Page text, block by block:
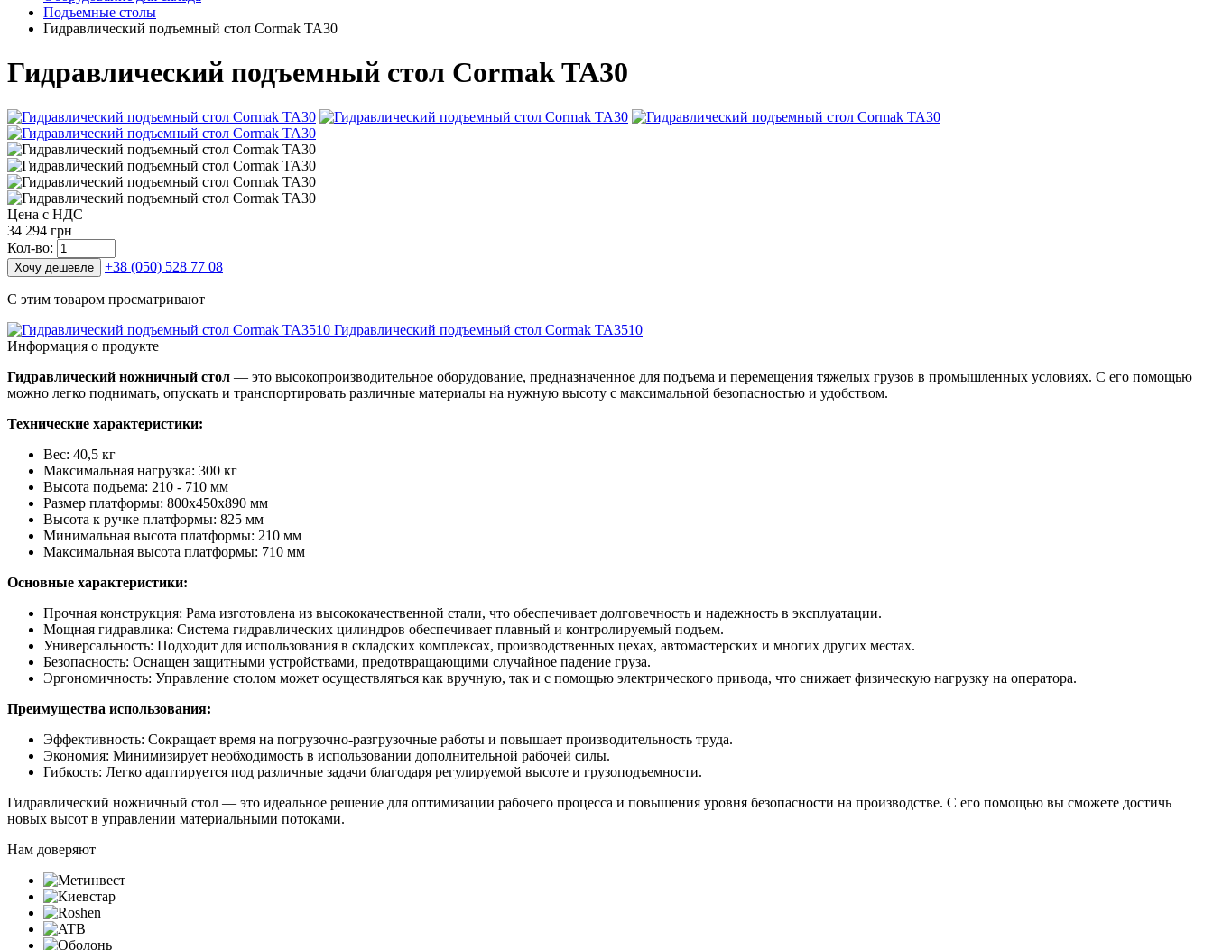
Подъемные столы
Гидравлический подъемный стол Cormak TA30
Гидравлический подъемный стол Cormak TA30
Цена с НДС
34 294 грн
Кол-во:
Хочу дешевле +38 (050) 528 77 08
С этим товаром просматривают
Гидравлический подъемный стол Cormak TA3510
Информация о продукте
Гидравлический ножничный стол — это высокопроизводительное оборудование, предназначенное для подъема и перемещения тяжелых грузов в промышленных условиях. С его помощью
можно легко поднимать, опускать и транспортировать различные материалы на нужную высоту с максимальной безопасностью и удобством.
Технические характеристики:
Вес: 40,5 кг
Максимальная нагрузка: 300 кг
Высота подъема: 210 - 710 мм
Размер платформы: 800х450х890 мм
Высота к ручке платформы: 825 мм
Минимальная высота платформы: 210 мм
Максимальная высота платформы: 710 мм
Основные характеристики:
Прочная конструкция: Рама изготовлена из высококачественной стали, что обеспечивает долговечность и надежность в эксплуатации.
Мощная гидравлика: Система гидравлических цилиндров обеспечивает плавный и контролируемый подъем.
Универсальность: Подходит для использования в складских комплексах, производственных цехах, автомастерских и многих других местах.
Безопасность: Оснащен защитными устройствами, предотвращающими случайное падение груза.
Эргономичность: Управление столом может осуществляться как вручную, так и с помощью электрического привода, что снижает физическую нагрузку на оператора.
Преимущества использования:
Эффективность: Сокращает время на погрузочно-разгрузочные работы и повышает производительность труда.
Экономия: Минимизирует необходимость в использовании дополнительной рабочей силы.
Гибкость: Легко адаптируется под различные задачи благодаря регулируемой высоте и грузоподъемности.
Гидравлический ножничный стол — это идеальное решение для оптимизации рабочего процесса и повышения уровня безопасности на производстве. С его помощью вы сможете достичь
новых высот в управлении материальными потоками.
Нам доверяют